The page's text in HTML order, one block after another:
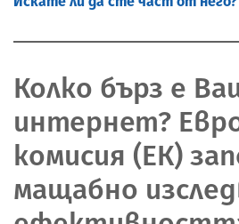
Колко бърз е
интернет?
комисия (ЕК)
мащабно